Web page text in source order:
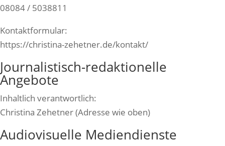
08084 / 5038811
Kontaktformular:
https://christina-zehetner.de/kontakt/
Journalistisch-redaktionelle
Angebote
Inhaltlich verantwortlich:
Christina Zehetner (Adresse wie oben)
Audiovisuelle Mediendienste